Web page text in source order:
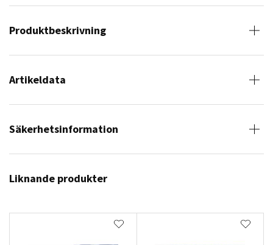
Produktbeskrivning
Artikeldata
Säkerhetsinformation
Liknande produkter